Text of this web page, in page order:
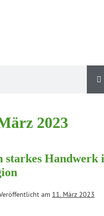
2023
starkes Handwerk
am 11. März 2023